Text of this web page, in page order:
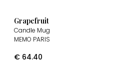
Grapefruit
Candle Mug
MEMO PARIS
€ 64.40